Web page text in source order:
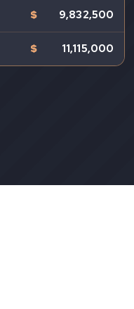
$ 9,832,500
$ 11,115,000